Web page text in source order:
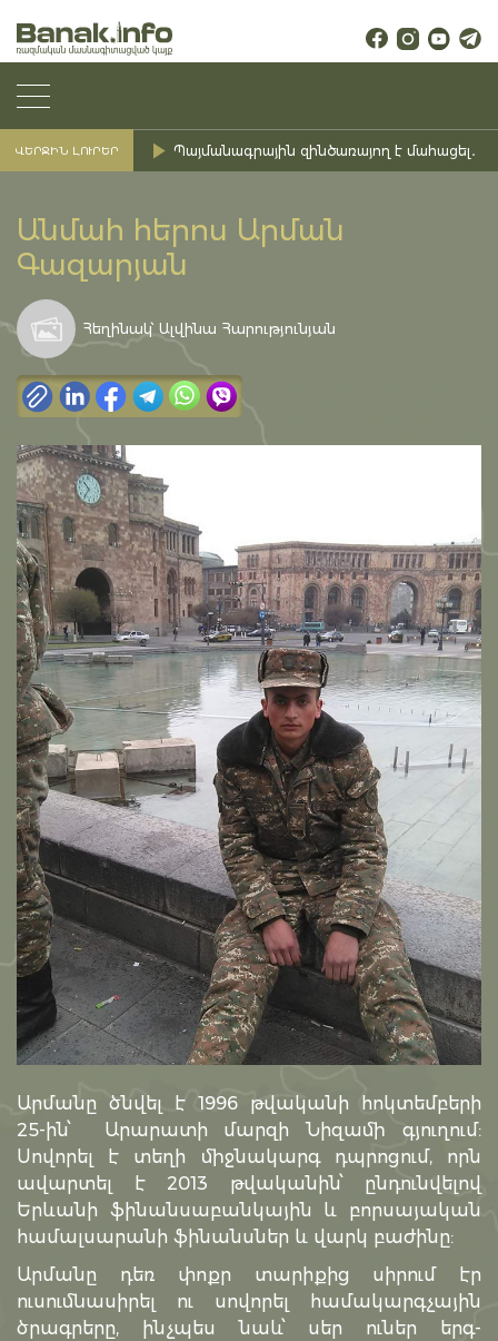
ՎԵՐՋԻՆ ԼՈՒՐԵՐ Պայմանագրային զինծառայող է մահացել․
Անմահ հերոս Արման
Գազարյան
Հեղինակ՝ Ալվինա Հարությունյան
Արմանը ծնվել է 1996 թվականի հոկտեմբերի
25-ին՝ Արարատի մարզի Նիզամի գյուղում:
Սովորել է տեղի միջնակարգ դպրոցում, որն
ավարտել է 2013 թվականին՝ ընդունվելով
Երևանի ֆինանսաբանկային և բորսայական
համալսարանի ֆինանսներ և վարկ բաժինը:
Արմանը դեռ փոքր տարիքից սիրում էր
ուսումնասիրել ու սովորել համակարգչային
ծրագրերը, ինչպես նաև՝ սեր ուներ երգ-